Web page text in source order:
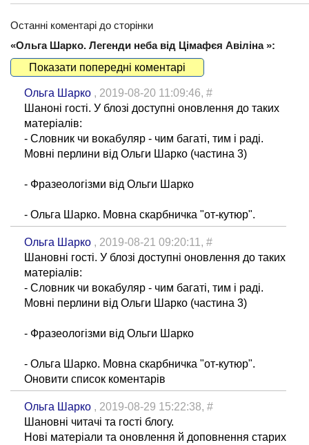
Останні коментарі до сторінки
«Ольга Шарко. Легенди неба від Цімафєя Авіліна »:
Показати попередні коментарі
Ольга Шарко , 2019-08-20 11:09:46, #
Шаноні гості. У блозі доступні оновлення до таких
матеріалів:
- Словник чи вокабуляр - чим багаті, тим і раді.
Мовні перлини від Ольги Шарко (частина 3)
- Фразеологізми від Ольги Шарко
- Ольга Шарко. Мовна скарбничка "от-кутюр".
Ольга Шарко , 2019-08-21 09:20:11, #
Шановні гості. У блозі доступні оновлення до таких
матеріалів:
- Словник чи вокабуляр - чим багаті, тим і раді.
Мовні перлини від Ольги Шарко (частина 3)
- Фразеологізми від Ольги Шарко
- Ольга Шарко. Мовна скарбничка "от-кутюр".
Оновити список коментарів
Ольга Шарко , 2019-08-29 15:22:38, #
Шановні читачі та гості блогу.
Нові матеріали та оновлення й доповнення старих